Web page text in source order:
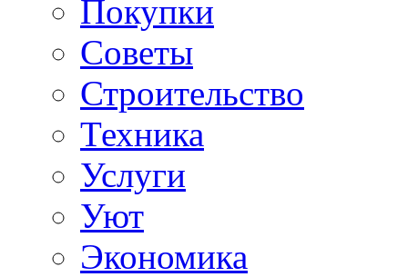
Покупки
Советы
Строительство
Техника
Услуги
Уют
Экономика